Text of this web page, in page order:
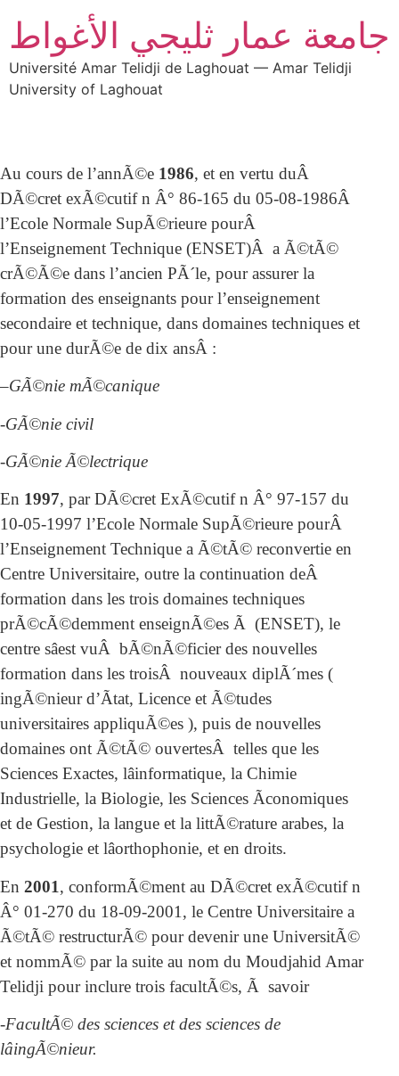
جامعة عمار ثليجي الأغواط
Université Amar Telidji de Laghouat — Amar Telidji
University of Laghouat
Au cours de l’annÃ©e 1986, et en vertu duÂ
DÃ©cret exÃ©cutif n Â° 86-165 du 05-08-1986Â
l’Ecole Normale SupÃ©rieure pourÂ
l’Enseignement Technique (ENSET)Â a Ã©tÃ©
crÃ©Ã©e dans l’ancien PÃ´le, pour assurer la
formation des enseignants pour l’enseignement
secondaire et technique, dans domaines techniques et
pour une durÃ©e de dix ansÂ :
–GÃ©nie mÃ©canique
-GÃ©nie civil
-GÃ©nie Ã©lectrique
En 1997, par DÃ©cret ExÃ©cutif n Â° 97-157 du
10-05-1997 l’Ecole Normale SupÃ©rieure pourÂ
l’Enseignement Technique a Ã©tÃ© reconvertie en
Centre Universitaire, outre la continuation deÂ
formation dans les trois domaines techniques
prÃ©cÃ©demment enseignÃ©es Ã (ENSET), le
centre sâest vuÂ bÃ©nÃ©ficier des nouvelles
formation dans les troisÂ nouveaux diplÃ´mes (
ingÃ©nieur d’Ãtat, Licence et Ã©tudes
universitaires appliquÃ©es ), puis de nouvelles
domaines ont Ã©tÃ© ouvertesÂ telles que les
Sciences Exactes, lâinformatique, la Chimie
Industrielle, la Biologie, les Sciences Ãconomiques
et de Gestion, la langue et la littÃ©rature arabes, la
psychologie et lâorthophonie, et en droits.
En 2001, conformÃ©ment au DÃ©cret exÃ©cutif n
Â° 01-270 du 18-09-2001, le Centre Universitaire a
Ã©tÃ© restructurÃ© pour devenir une UniversitÃ©
et nommÃ© par la suite au nom du Moudjahid Amar
Telidji pour inclure trois facultÃ©s, Ã savoir
-FacultÃ© des sciences et des sciences de
lâingÃ©nieur.